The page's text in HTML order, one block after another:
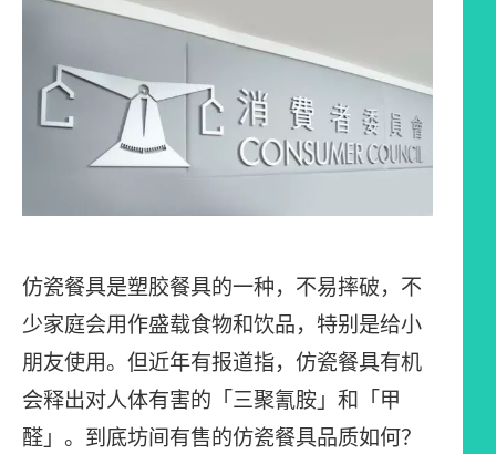
仿瓷餐具是塑胶餐具的一种，不易摔破，不
少家庭会用作盛载食物和饮品，特别是给小
朋友使用。但近年有报道指，仿瓷餐具有机
会释出对人体有害的「三聚氰胺」和「甲
醛」。到底坊间有售的仿瓷餐具品质如何？